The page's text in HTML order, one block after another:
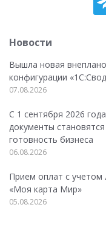
Новости
Вышла новая
конфигурации
07.08.2026
С 1 сентября 2026
документы
готовность бизнеса
06.08.2026
Прием оплат с учетом
«Моя карта Мир»
05.08.2026